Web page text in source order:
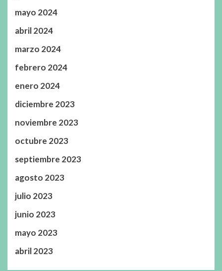
mayo 2024
abril 2024
marzo 2024
febrero 2024
enero 2024
diciembre 2023
noviembre 2023
octubre 2023
septiembre 2023
agosto 2023
julio 2023
junio 2023
mayo 2023
abril 2023